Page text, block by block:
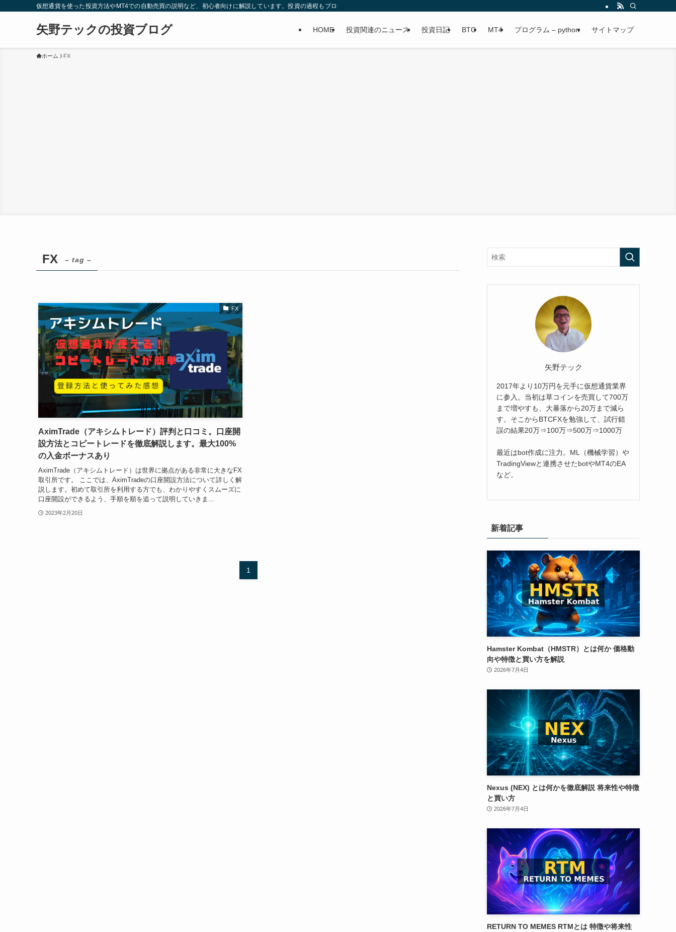
仮想通貨を使った投資方法やMT4での自動売買の説明など、初心者向けに解説しています。投資の過程もブログに書いてます。
矢野テックの投資ブログ HOME 投資関連のニュース 投資日記 BTC MT4 プログラム – python サイトマップ
ホーム FX
FX – tag –
FX
AximTrade（アキシムトレード）評判と口コミ。口座開
設方法とコピートレードを徹底解説します。最大100%
の入金ボーナスあり
AximTrade（アキシムトレード）は世界に拠点がある非常に大きなFX
取引所です。 ここでは、AximTradeの口座開設方法について詳しく解
説します。初めて取引所を利用する方でも、わかりやすくスムーズに
口座開設ができるよう、手順を順を追って説明していきま...
2023年2月20日
1
矢野テック
2017年より10万円を元手に仮想通貨業界
に参入。当初は草コインを売買して700万
まで増やすも、大暴落から20万まで減ら
す。そこからBTCFXを勉強して、試行錯
誤の結果20万⇒100万⇒500万⇒1000万
最近はbot作成に注力。ML（機械学習）や
TradingViewと連携させたbotやMT4のEA
など。
新着記事
Hamster Kombat（HMSTR）とは何か 価格動
向や特徴と買い方を解説
2026年7月4日
Nexus (NEX) とは何かを徹底解説 将来性や特徴
と買い方
2026年7月4日
RETURN TO MEMES RTMとは 特徴や将来性